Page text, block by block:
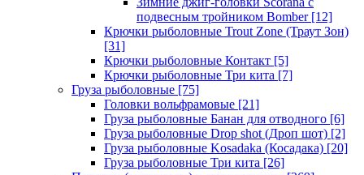
подвесным тройником Bomber[12]
Крючки рыболовные Trout Zone (Траут Зон)
[31]
Крючки рыболовные Контакт [5]
Крючки рыболовные Три кита [7]
Груза рыболовные [75]
Головки вольфрамовые [21]
Груза рыболовные Банан для отводного [6]
Груза рыболовные Drop shot (Дроп шот) [2]
Груза рыболовные Kosadaka (Косадака) [20]
Груза рыболовные Три кита [26]